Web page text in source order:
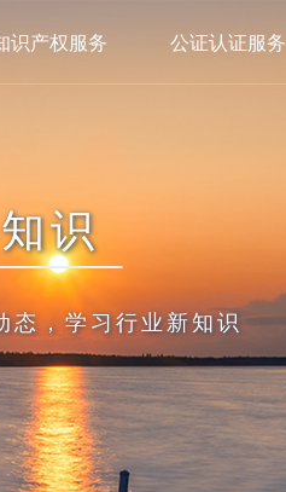
识产权服务 公证认证服务
识
态，学习行业新知识